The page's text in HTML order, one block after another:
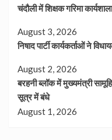
चंदौली में शिक्षक गरिमा
August 3, 2026
निषाद पार्टी कार्यकर्ताओं ने
August 2, 2026
बरहनी ब्लॉक में मुख्यमंत्री
सूत्र में बंधे
August 1, 2026